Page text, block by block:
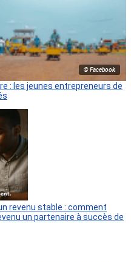
© Facebook
: les jeunes entrepreneurs de
revenu stable : comment
un partenaire à succès de